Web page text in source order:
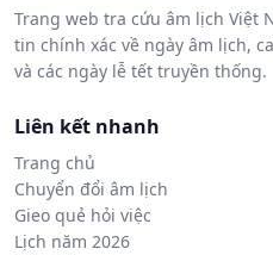
Trang web tra cứu âm lịch Việt
tin chính xác về ngày âm lịch,
và các ngày lễ tết truyền thống.
Liên kết nhanh
Trang chủ
Chuyển đổi âm lịch
Gieo quẻ hỏi việc
Lịch năm 2026